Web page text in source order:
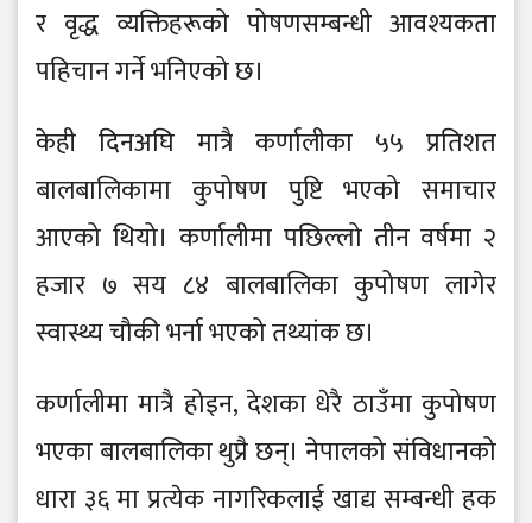
र वृद्ध व्यक्तिहरूको पोषणसम्बन्धी आवश्यकता
पहिचान गर्ने भनिएको छ।
केही दिनअघि मात्रै कर्णालीका ५५ प्रतिशत
बालबालिकामा कुपोषण पुष्टि भएको समाचार
आएको थियो। कर्णालीमा पछिल्लो तीन वर्षमा २
हजार ७ सय ८४ बालबालिका कुपोषण लागेर
स्वास्थ्य चौकी भर्ना भएको तथ्यांक छ।
कर्णालीमा मात्रै होइन, देशका धेरै ठाउँमा कुपोषण
भएका बालबालिका थुप्रै छन्। नेपालको संविधानको
धारा ३६ मा प्रत्येक नागरिकलाई खाद्य सम्बन्धी हक